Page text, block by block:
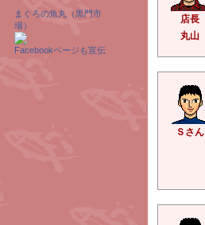
まぐろの魚丸（黒門市
場）
Facebookページも宣伝
店長
丸山
Ｓさん